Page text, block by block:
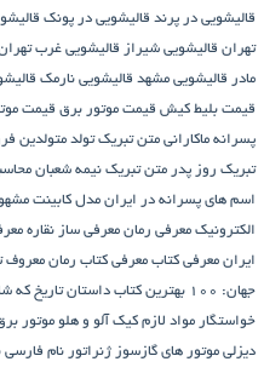
قالیشویی در پرند قالیشویی در پونک
تهران قالیشویی شیراز قالیشویی غرب
مادر قالیشویی مشهد قالیشویی نارمک
قیمت بلیط کیش قیمت موتور برق قیمت
پسرانه ماکارانی متن تبریک تولد متولدین
تبریک روز پدر متن تبریک نیمه شعبان
اسم های پسرانه در ایران مدل کابینت
الکترونیک معرفی رمان معرفی ساز نقاره
ایران معرفی کتاب معرفی کتاب رمان معروف
جهان: ۱۰۰ بهترین کتاب داستان تاریخ که شاهکارند
خواستگار مواد لازم کیک آلو و هلو موتور
دیزلی موتور های گازسوز ژنراتور نام فارسی